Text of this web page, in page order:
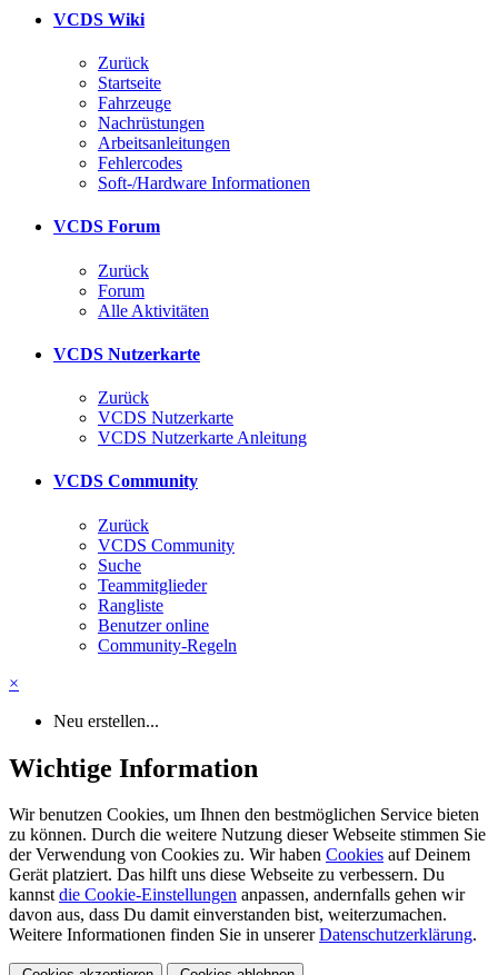
VCDS Wiki
Zurück
Startseite
Fahrzeuge
Nachrüstungen
Arbeitsanleitungen
Fehlercodes
Soft-/Hardware Informationen
VCDS Forum
Zurück
Forum
Alle Aktivitäten
VCDS Nutzerkarte
Zurück
VCDS Nutzerkarte
VCDS Nutzerkarte Anleitung
VCDS Community
Zurück
VCDS Community
Suche
Teammitglieder
Rangliste
Benutzer online
Community-Regeln
×
Neu erstellen...
Wichtige Information
Wir benutzen Cookies, um Ihnen den bestmöglichen Service bieten
zu können. Durch die weitere Nutzung dieser Webseite stimmen Sie
der Verwendung von Cookies zu. Wir haben Cookies auf Deinem
Gerät platziert. Das hilft uns diese Webseite zu verbessern. Du
kannstdie Cookie-Einstellungen anpassen, andernfalls gehen wir
davon aus, dass Du damit einverstanden bist, weiterzumachen.
Weitere Informationen finden Sie in unsererDatenschutzerklärung.